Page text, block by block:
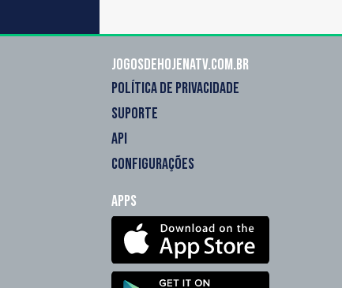
Jogosdehojenatv.com.br
POLÍTICA DE PRIVACIDADE
SUPORTE
API
CONFIGURAÇÕES
Apps